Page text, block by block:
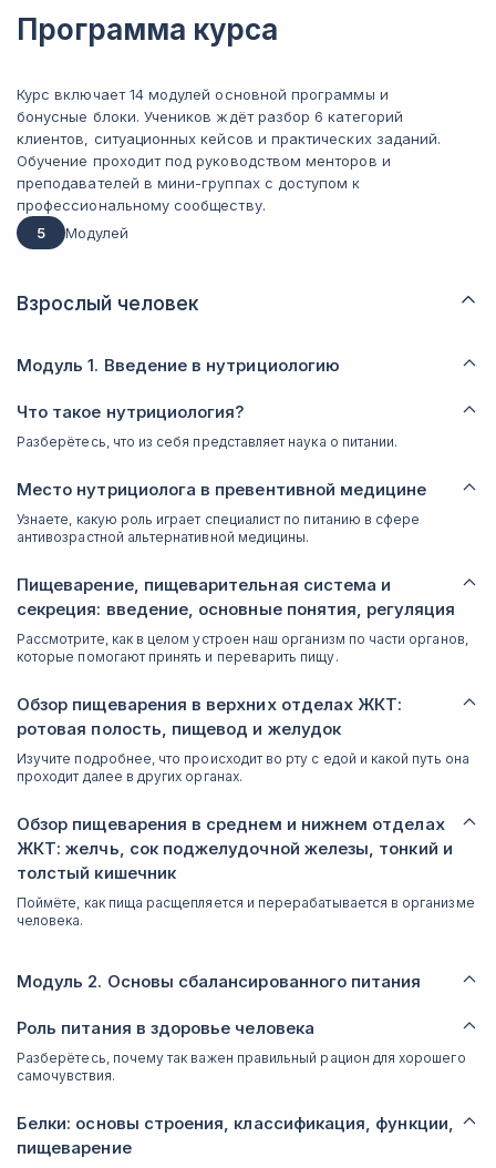
Программа курса
Курс включает 14 модулей основной программы и
бонусные блоки. Учеников ждёт разбор 6 категорий
клиентов, ситуационных кейсов и практических заданий.
Обучение проходит под руководством менторов и
преподавателей в мини-группах с доступом к
профессиональному сообществу.
5
Модулей
Взрослый человек
Модуль 1. Введение в нутрициологию
Что такое нутрициология?
Разберётесь, что из себя представляет наука о питании.
Место нутрициолога в превентивной медицине
Узнаете, какую роль играет специалист по питанию в сфере
антивозрастной альтернативной медицины.
Пищеварение, пищеварительная система и
секреция: введение, основные понятия, регуляция
Рассмотрите, как в целом устроен наш организм по части органов,
которые помогают принять и переварить пищу.
Обзор пищеварения в верхних отделах ЖКТ:
ротовая полость, пищевод и желудок
Изучите подробнее, что происходит во рту с едой и какой путь она
проходит далее в других органах.
Обзор пищеварения в среднем и нижнем отделах
ЖКТ: желчь, сок поджелудочной железы, тонкий и
толстый кишечник
Поймёте, как пища расщепляется и перерабатывается в организме
человека.
Модуль 2. Основы сбалансированного питания
Роль питания в здоровье человека
Разберётесь, почему так важен правильный рацион для хорошего
самочувствия.
Белки: основы строения, классификация, функции,
пищеварение